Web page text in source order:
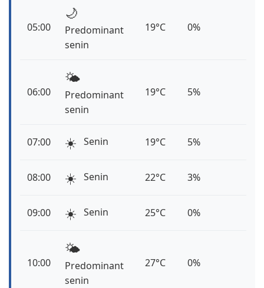
05:00
🌙
Predominant
senin
19°C 0%
06:00
🌤️
Predominant
senin
19°C 5%
07:00 ☀️ Senin 19°C 5%
08:00 ☀️ Senin 22°C 3%
09:00 ☀️ Senin 25°C 0%
10:00
🌤️
Predominant
senin
27°C 0%